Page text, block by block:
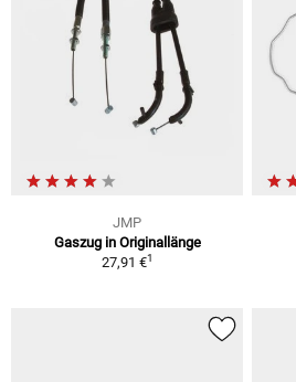
JMP
Gaszug in Originallänge
27,91 €1